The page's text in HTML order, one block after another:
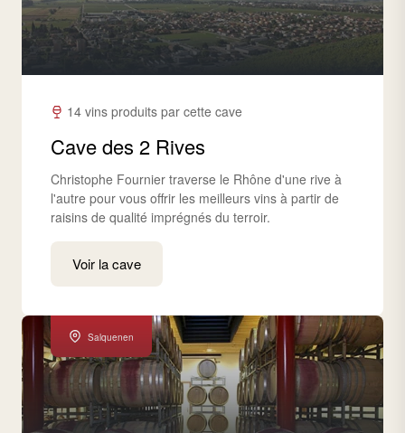
14 vins produits par cette cave
Cave des 2 Rives
Christophe Fournier traverse le Rhône d'une rive à
l'autre pour vous offrir les meilleurs vins à partir de
raisins de qualité imprégnés du terroir.
Voir la cave
Salquenen